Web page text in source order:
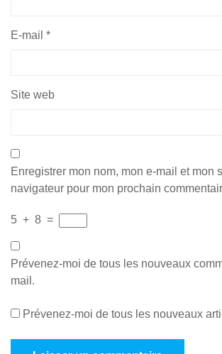
E-mail *
Site web
Enregistrer mon nom, mon e-mail et mon
navigateur pour mon prochain
5 + 8 =
Prévenez-moi de tous les nouveaux
mail.
Prévenez-moi de tous les nouveaux